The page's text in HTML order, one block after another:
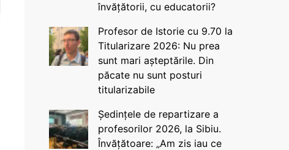
învățătorii, cu educatorii?
Profesor de Istorie cu 9.70 la
Titularizare 2026: Nu prea
sunt mari așteptările. Din
păcate nu sunt posturi
titularizabile
Ședințele de repartizare a
profesorilor 2026, la Sibiu.
Învățătoare: „Am zis iau ce